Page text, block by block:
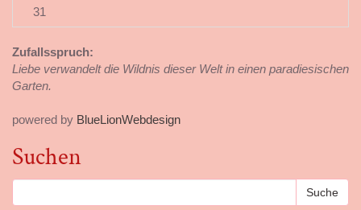
31
Zufallsspruch:
Liebe verwandelt die Wildnis dieser Welt in einen paradiesischen
Garten.
powered by BlueLionWebdesign
Suchen